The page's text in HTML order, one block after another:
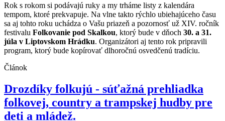
Rok s rokom si podávajú ruky a my trháme listy z kalendára
tempom, ktoré prekvapuje. Na vlne takto rýchlo ubiehajúceho času
sa aj tohto roku uchádza o Vašu priazeň a pozornosť už XIV. ročník
festivalu Folkovanie pod Skalkou, ktorý bude v dňoch 30. a 31.
júla v Liptovskom Hrádku. Organizátori aj tento rok pripravili
program, ktorý bude kopírovať dlhoročnú osvedčenú tradíciu.
Článok
Drozdíky folkujú - súťažná prehliadka
folkovej, country a trampskej hudby pre
deti a mládež.